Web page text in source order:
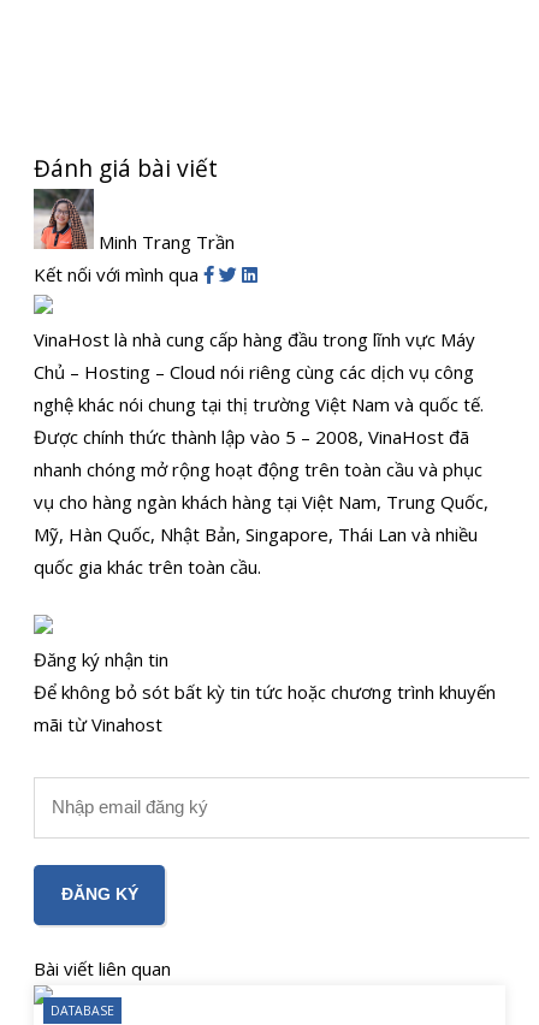
Đánh giá bài viết
Minh Trang Trần
Kết nối với mình qua
VinaHost là nhà cung cấp hàng đầu trong lĩnh vực Máy
Chủ – Hosting – Cloud nói riêng cùng các dịch vụ công
nghệ khác nói chung tại thị trường Việt Nam và quốc tế.
Được chính thức thành lập vào 5 – 2008, VinaHost đã
nhanh chóng mở rộng hoạt động trên toàn cầu và phục
vụ cho hàng ngàn khách hàng tại Việt Nam, Trung Quốc,
Mỹ, Hàn Quốc, Nhật Bản, Singapore, Thái Lan và nhiều
quốc gia khác trên toàn cầu.
Đăng ký nhận tin
Để không bỏ sót bất kỳ tin tức hoặc chương trình khuyến
mãi từ Vinahost
Bài viết liên quan
DATABASE